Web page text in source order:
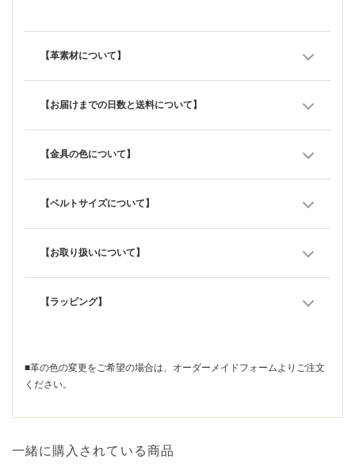
【革素材について】
【お届けまでの日数と送料について】
【金具の色について】
【ベルトサイズについて】
【お取り扱いについて】
【ラッピング】
■革の色の変更をご希望の場合は、 オーダーメイドフォームよりご注文
ください。
一緒に購入されている商品